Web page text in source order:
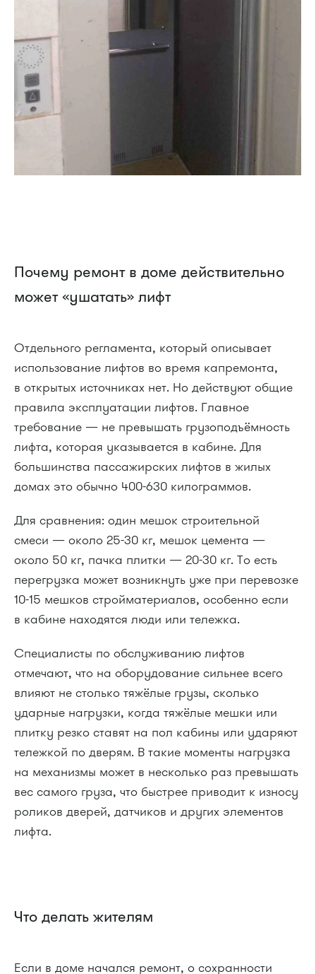
Почему ремонт в доме действительно
может «ушатать» лифт
Отдельного регламента, который описывает
использование лифтов во время капремонта,
в открытых источниках нет. Но действуют общие
правила эксплуатации лифтов. Главное
требование — не превышать грузоподъёмность
лифта, которая указывается в кабине. Для
большинства пассажирских лифтов в жилых
домах это обычно 400-630 килограммов.
Для сравнения: один мешок строительной
смеси — около 25-30 кг, мешок цемента —
около 50 кг, пачка плитки — 20-30 кг. То есть
перегрузка может возникнуть уже при перевозке
10-15 мешков стройматериалов, особенно если
в кабине находятся люди или тележка.
Специалисты по обслуживанию лифтов
отмечают, что на оборудование сильнее всего
влияют не столько тяжёлые грузы, сколько
ударные нагрузки, когда тяжёлые мешки или
плитку резко ставят на пол кабины или ударяют
тележкой по дверям. В такие моменты нагрузка
на механизмы может в несколько раз превышать
вес самого груза, что быстрее приводит к износу
роликов дверей, датчиков и других элементов
лифта.
Что делать жителям
Если в доме начался ремонт, о сохранности